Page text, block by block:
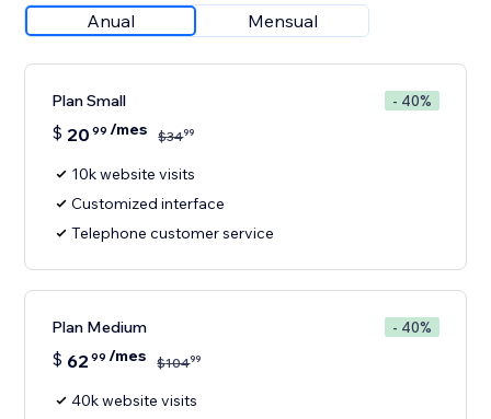
Anual Mensual
Plan Small - 40%
$ 20 99 /mes $3499
10k website visits
Customized interface
Telephone customer service
Plan Medium - 40%
$ 62 99 /mes $10499
40k website visits